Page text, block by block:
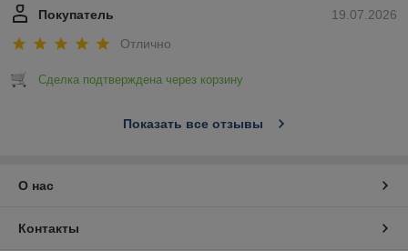
19.07.2026
Покупатель
Отлично
Сделка подтверждена через корзину
Показать все отзывы
О нас
Контакты